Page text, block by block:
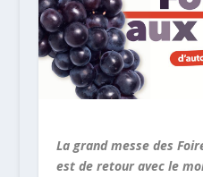
La grand messe des
est de retour avec le